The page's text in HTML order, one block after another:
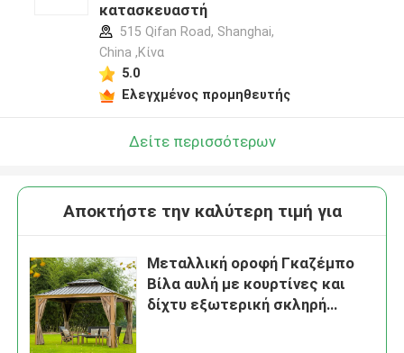
κατασκευαστή
515 Qifan Road, Shanghai,
China ,Κίνα
5.0
Ελεγχμένος προμηθευτής
Δείτε περισσότερων
Αποκτήστε την καλύτερη τιμή για
Μεταλλική οροφή Γκαζέμπο
Βίλα αυλή με κουρτίνες και
δίχτυ εξωτερική σκληρή